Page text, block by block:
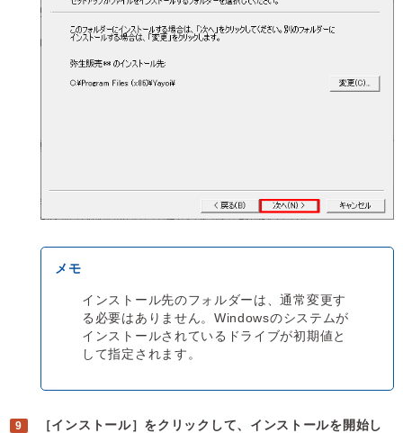
インストール先のフォルダーは、通常変更す
る必要はありません。Windowsのシステムが
インストールされているドライブが初期値と
して指定されます。
［インストール］をクリックして、インストールを開始し